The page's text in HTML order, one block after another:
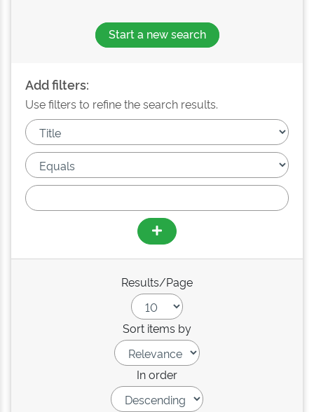
Start a new search
Add filters:
Use filters to refine the search results.
Results/Page
Sort items by
In order